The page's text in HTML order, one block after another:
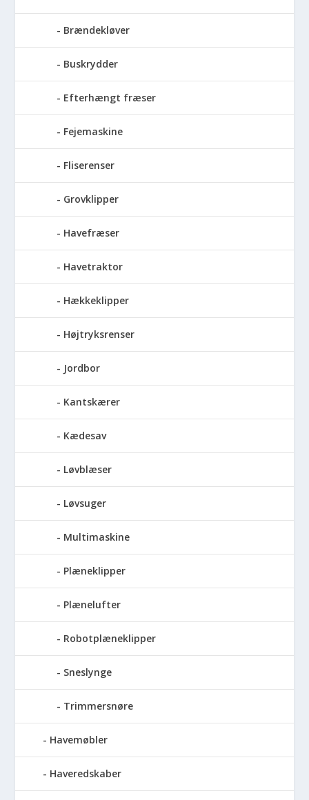
Brændekløver
Buskrydder
Efterhængt fræser
Fejemaskine
Fliserenser
Grovklipper
Havefræser
Havetraktor
Hækkeklipper
Højtryksrenser
Jordbor
Kantskærer
Kædesav
Løvblæser
Løvsuger
Multimaskine
Plæneklipper
Plænelufter
Robotplæneklipper
Sneslynge
Trimmersnøre
Havemøbler
Haveredskaber